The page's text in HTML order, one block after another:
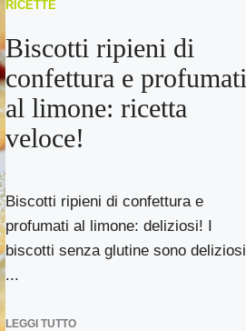
RICETTE
Biscotti ripieni di
confettura e profumati
al limone: ricetta
veloce!
Biscotti ripieni di confettura e
profumati al limone: deliziosi! I
biscotti senza glutine sono deliziosi
...
LEGGI TUTTO